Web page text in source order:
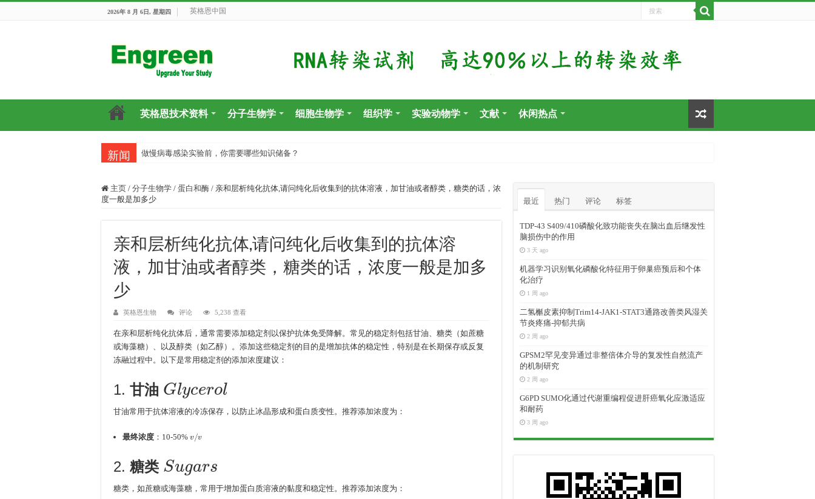
2026年 8 月 6日, 星期四 英格恩中国
英格恩技术资料 分子生物学 细胞生物学 组织学 实验动物学 文献 休闲热点
新闻 做慢病毒感染实验前，你需要哪些知识储备？
主页 / 分子生物学 / 蛋白和酶 / 亲和层析纯化抗体,请问纯化后收集到的抗体溶液，加甘油或者醇类，糖类的话，浓
度一般是加多少
亲和层析纯化抗体,请问纯化后收集到的抗体溶
液，加甘油或者醇类，糖类的话，浓度一般是加多
少
英格恩生物 评论 5,238 查看
在亲和层析纯化抗体后，通常需要添加稳定剂以保护抗体免受降解。常见的稳定剂包括甘油、糖类（如蔗糖
或海藻糖）、以及醇类（如乙醇）。添加这些稳定剂的目的是增加抗体的稳定性，特别是在长期保存或反复
冻融过程中。以下是常用稳定剂的添加浓度建议：
1. 甘油
Gl o
甘油常用于抗体溶液的冷冻保存，以防止冰晶形成和蛋白质变性。推荐添加浓度为：
最终浓度 ：10-50% v
2. 糖类
S
糖类，如蔗糖或海藻糖，常用于增加蛋白质溶液的黏度和稳定性。推荐添加浓度为：
最近 热门 评论 标签
TDP-43 S409/410磷酸化致功能丧失在脑出血后继发性
脑损伤中的作用
3 天 ago
机器学习识别氧化磷酸化特征用于卵巢癌预后和个体
化治疗
1 周 ago
二氢槲皮素抑制Trim14-JAK1-STAT3通路改善类风湿关
节炎疼痛-抑郁共病
2 周 ago
GPSM2罕见变异通过非整倍体介导的复发性自然流产
的机制研究
2 周 ago
G6PD SUMO化通过代谢重编程促进肝癌氧化应激适应
和耐药
3 周 ago